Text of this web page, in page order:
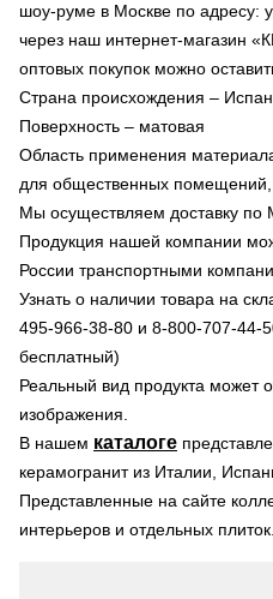
шоу-руме в Москве по адресу:
через наш интернет-магазин
оптовых покупок можно
Страна происхождения –
Поверхность – матовая
Область применения
для общественных
Мы осуществляем доставку по
Продукция нашей компании
России транспортными
Узнать о наличии товара на
495-966-38-80 и 8-800-707-44-
бесплатный)
Реальный вид продукта может
изображения.
В нашем каталоге
керамогранит из Италии,
Представленные на сайте
интерьеров и отдельных плиток.